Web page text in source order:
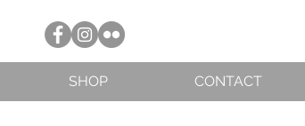
SHOP CONTACT